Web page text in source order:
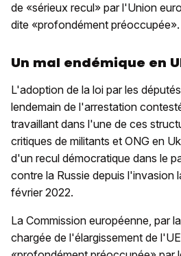
de «sérieux recul» par l'Union
dite «profondément préoccupée».
Un mal endémique en
L'adoption de la loi par les
lendemain de l'arrestation
travaillant dans l'une de ces
critiques de militants et ONG en
d'un recul démocratique dans le
contre la Russie depuis l'invasion
février 2022.
La Commission européenne, par
chargée de l'élargissement de